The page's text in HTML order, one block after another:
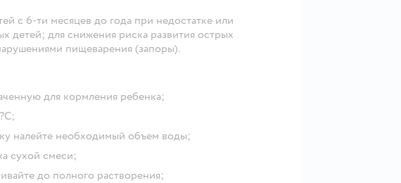
с 6-ти месяцев до года при недостатке или
детей; для снижения риска развития острых
пищеварения (запоры).
для кормления ребенка;
налейте необходимый объем воды;
сухой смеси;
до полного растворения;